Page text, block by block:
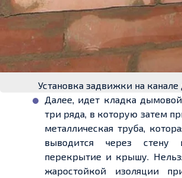
Установка задвижки на
Далее, идет кладка
три ряда, в которую затем
металлическая труба,
выводится через стену
перекрытие и крышу.
жаростойкой изоляции